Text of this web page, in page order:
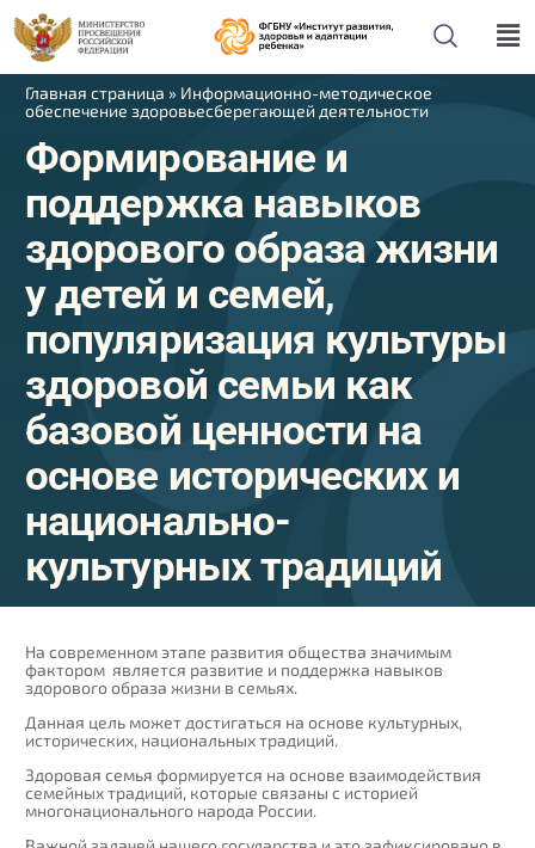
Главная страница » Информационно-методическое
обеспечение здоровьесберегающей деятельности
Формирование и
поддержка навыков
здорового образа жизни
у детей и семей,
популяризация культуры
здоровой семьи как
базовой ценности на
основе исторических и
национально-
культурных традиций
На современном этапе развития общества значимым
фактором является развитие и поддержка навыков
здорового образа жизни в семьях.
Данная цель может достигаться на основе культурных,
исторических, национальных традиций.
Здоровая семья формируется на основе взаимодействия
семейных традиций, которые связаны с историей
многонационального народа России.